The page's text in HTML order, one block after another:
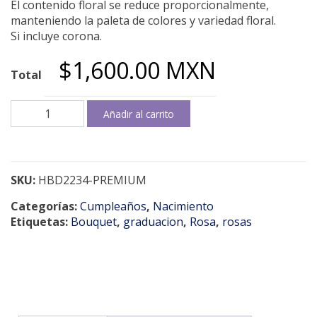
El contenido floral se reduce proporcionalmente,
manteniendo la paleta de colores y variedad floral.
Si incluye corona.
$1,600.00 MXN
lovely
Añadir al carrito
SKU: HBD2234-PREMIUM
Categorías:Cumpleaños, Nacimiento
Etiquetas: Bouquet, graduacion, Rosa, rosas